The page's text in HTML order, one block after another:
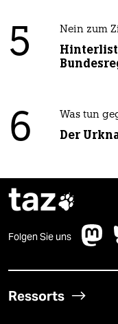
5 Nein zum
6 Was tun
Der
taz
Folgen Sie uns
Ressorts